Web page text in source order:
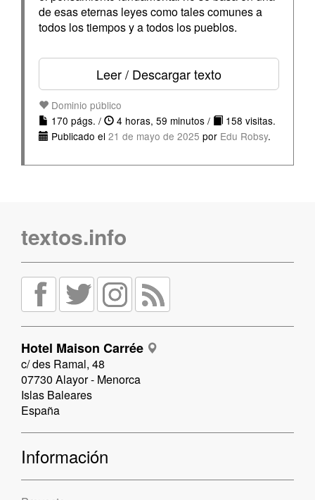
de esas eternas leyes como tales comunes a
todos los tiempos y a todos los pueblos.
Leer / Descargar texto
Dominio público
170 págs. /
4 horas, 59 minutos /
158 visitas.
Publicado el 21 de mayo de 2025 por Edu Robsy.
textos.info
Hotel Maison Carrée
c/ des Ramal, 48
07730 Alayor - Menorca
Islas Baleares
España
Información